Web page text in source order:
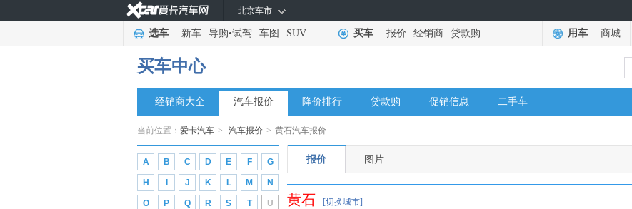
北京车市
选车 新车 导购•试驾 车图 SUV 买车 报价 经销商 贷款购 用车 商城
买车中心
经销商大全 汽车报价 降价排行 贷款购 促销信息 二手车
当前位置： 爱卡汽车 > 汽车报价 > 黄石汽车报价
A B C D E F G
H J K L M N
O P Q R S T U
报价 图片
黄石 [切换城市]